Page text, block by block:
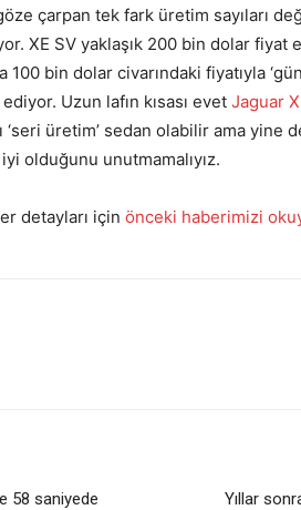
çarpan tek fark üretim sayıları
XE SV yaklaşık 200 bin dolar
100 bin dolar civarındaki fiyatıyla
Uzun lafın kısası evet Jaguar
‘seri üretim’ sedan olabilir ama yine
olduğunu unutmamalıyız.
detayları için önceki haberimizi
58 saniyede
Yıllar